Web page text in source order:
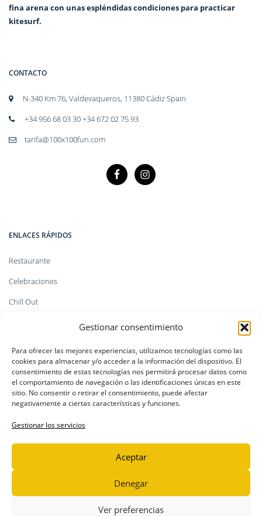
Gestionar consentimiento
Para ofrecer las mejores experiencias, utilizamos tecnologías como las
cookies para almacenar y/o acceder a la información del dispositivo. El
consentimiento de estas tecnologías nos permitirá procesar datos como
el comportamiento de navegación o las identificaciones únicas en este
sitio. No consentir o retirar el consentimiento, puede afectar
negativamente a ciertas características y funciones.
Gestionar los servicios
Aceptar
Denegar
Ver preferencias
fina arena con unas espléndidas condiciones para practicar
kitesurf.
CONTACTO
N-340 Km 76, Valdevaqueros, 11380 Cádiz Spain
+34 956 68 03 30 +34 672 02 75 93
tarifa@100x100fun.com
ENLACES RÁPIDOS
Restaurante
Celebraciones
Chill Out
Faq`s
INFORMACIÓN LEGAL
Política de cookies